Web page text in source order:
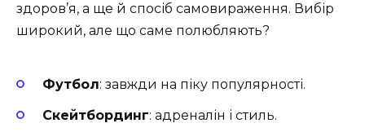
здоров’я, а ще й спосіб самовираження. Вибір
широкий, але що саме полюбляють?
Футбол: завжди на піку популярності.
Скейтбординг: адреналін і стиль.